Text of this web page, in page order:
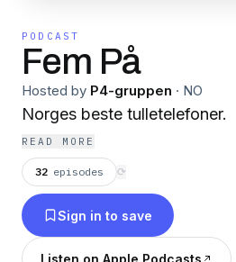
PODCAST
Fem På
Hosted by P4-gruppen · NO
Norges beste tulletelefoner.
READ MORE
32 episodes ⟳
Sign in to save
Listen on Apple Podcasts